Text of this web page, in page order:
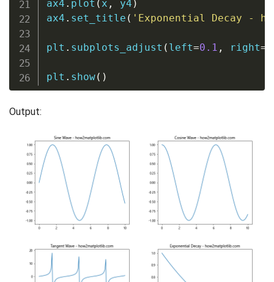
ax4 . plot ( x , y4 )
ax4 . set_title ( 'Exponential Decay -
plt . subplots_adjust ( left=0.1 , right=
plt . show( )
Output: